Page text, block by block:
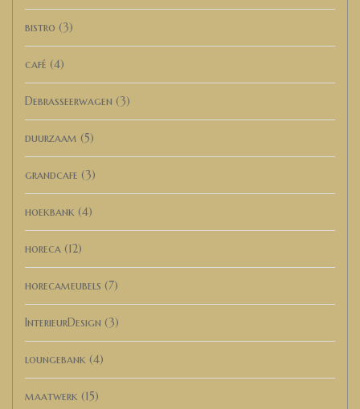
bistro (3)
café (4)
Debrasseerwagen (3)
duurzaam (5)
grandcafe (3)
hoekbank (4)
horeca (12)
horecameubels (7)
InterieurDesign (3)
loungebank (4)
maatwerk (15)